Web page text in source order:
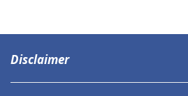
Disclaimer